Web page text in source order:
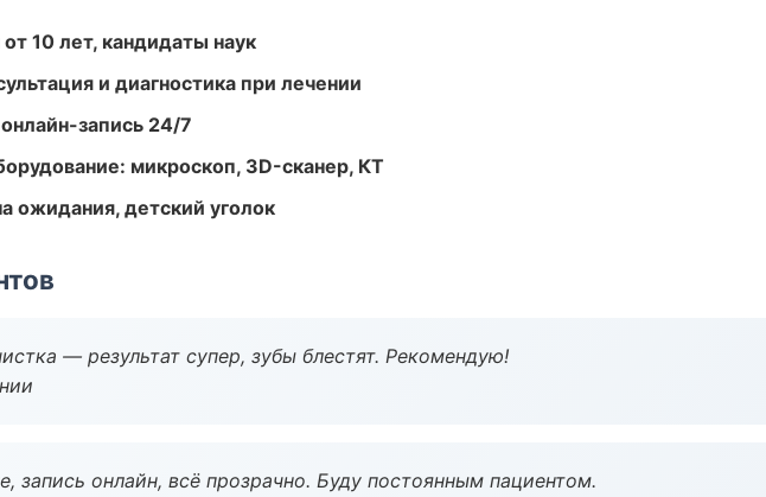
10 лет, кандидаты наук
и диагностика при лечении
запись 24/7
микроскоп, 3D-сканер, КТ
ожидания, детский уголок
— результат супер, зубы блестят. Рекомендую!
запись онлайн, всё прозрачно. Буду постоянным пациентом.